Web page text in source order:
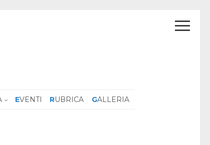
EVENTI RUBRICA GALLERIA